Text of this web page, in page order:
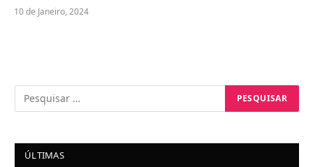
10 de Janeiro, 2024
ÚLTIMAS